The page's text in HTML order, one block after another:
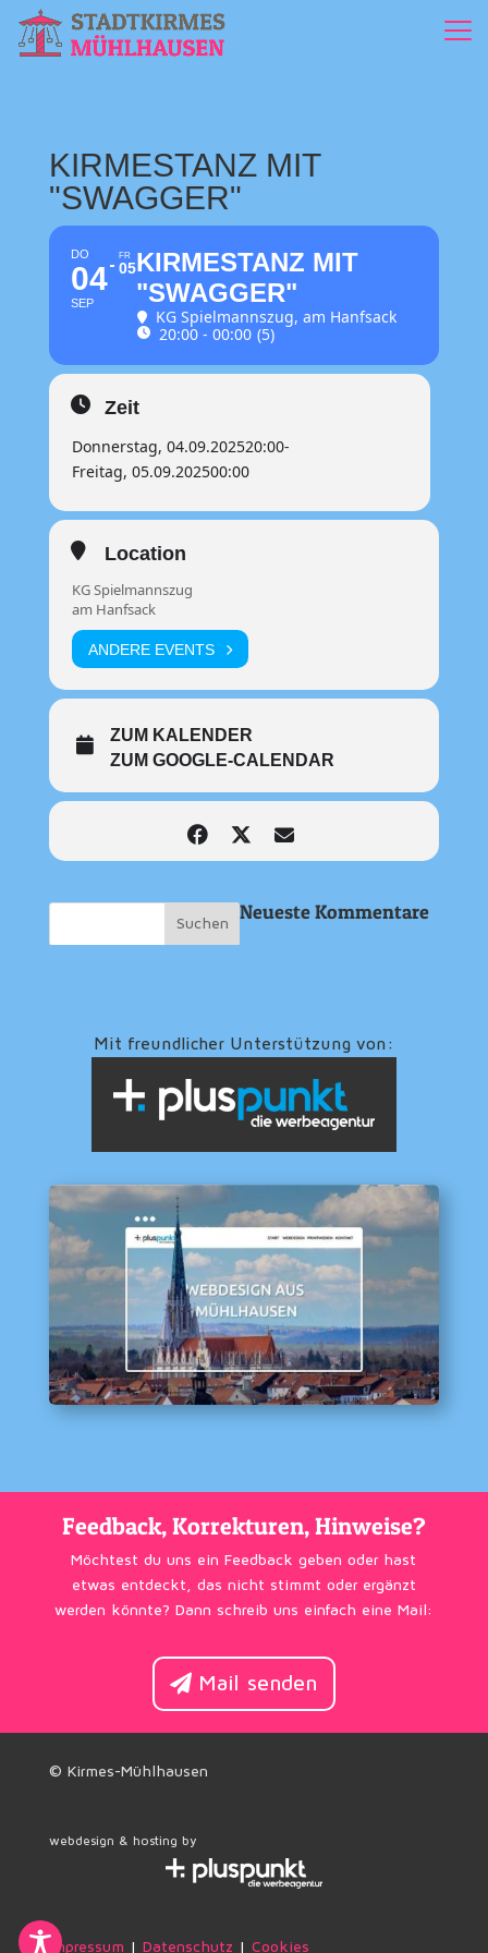
KIRMESTANZ MIT
"SWAGGER"
DO
04
SEP
FR
05KIRMESTANZ MIT
"SWAGGER"
KG Spielmannszug, am Hanfsack
20:00 - 00:00 (5)
Zeit
Donnerstag, 04.09.202520:00-
Freitag, 05.09.202500:00
Location
KG Spielmannszug
am Hanfsack
ANDERE EVENTS
ZUM KALENDER
ZUM GOOGLE-CALENDAR
Neueste Kommentare
Mit freundlicher Unterstützung von:
Feedback, Korrekturen, Hinweise?
Möchtest du uns ein Feedback geben oder hast
etwas entdeckt, das nicht stimmt oder ergänzt
werden könnte? Dann schreib uns einfach eine Mail:
Mail senden
© Kirmes-Mühlhausen
webdesign & hosting by
Impressum | Datenschutz | Cookies